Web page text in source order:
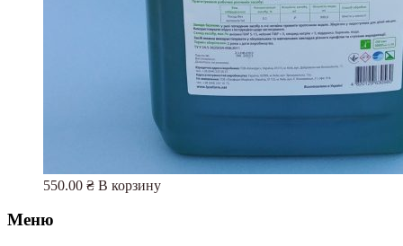
550.00 ₴ В корзину
Меню